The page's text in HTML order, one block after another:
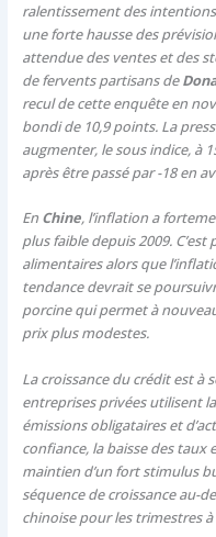
ralentissement des
une forte hausse des
attendue des ventes et des
de fervents partisans de
recul de cette enquête en
bondi de 10,9 points. La
augmenter, le sous indice, à
après être passé par -18 en
En Chine, l’inflation a
plus faible depuis 2009.
alimentaires alors que
tendance devrait se
porcine qui permet à
prix plus modestes.
La croissance du crédit est à
entreprises privées utilisent
émissions obligataires et
confiance, la baisse des taux
maintien d’un fort stimulus
séquence de croissance au-
chinoise pour les trimestres